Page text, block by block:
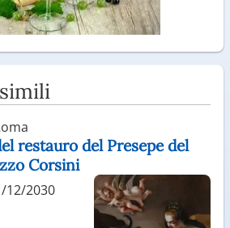
restauro del Presepe del
Corsini
12/2030